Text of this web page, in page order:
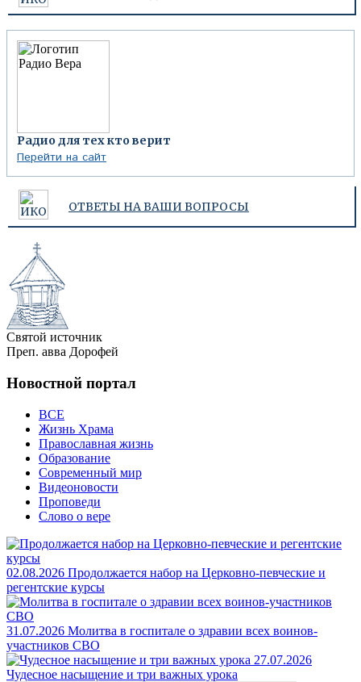
Радио для тех кто верит
Перейти на сайт
ОТВЕТЫ НА ВАШИ ВОПРОСЫ
Святой источник
Преп. авва Дорофей
Новостной портал
ВСЕ
Жизнь Храма
Православная жизнь
Образование
Современный мир
Видеоновости
Проповеди
Слово о вере
02.08.2026 Продолжается набор на Церковно-певческие и
регентские курсы
31.07.2026 Молитва в госпитале о здравии всех воинов-
участников СВО
27.07.2026
Чудесное насыщение и три важных урока